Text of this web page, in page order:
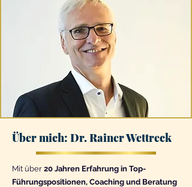
Über mich: Dr. Rainer Wettreck
Mit über 20 Jahren Erfahrung in Top-
Führungspositionen, Coaching und Beratung